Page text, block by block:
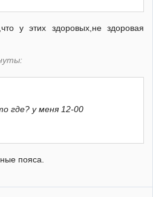
у этих здоровых,не здоровая
где? у меня 12-00
пояса.